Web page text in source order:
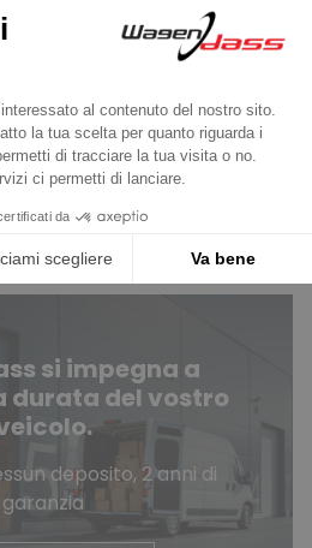
si impegna a
durata del vostro
deposito, 2 anni di
garanzia